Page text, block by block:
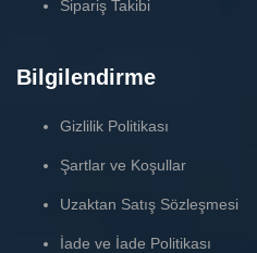
Sipariş Takibi
Bilgilendirme
Gizlilik Politikası
Şartlar ve Koşullar
Uzaktan Satış Sözleşmesi
İade ve İade Politikası